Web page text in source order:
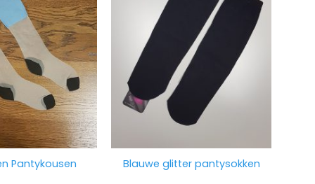
Pantykousen Blauwe glitter pantysokken